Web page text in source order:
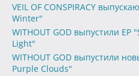
VEIL OF CONSPIRACY
Winter"
WITHOUT GOD выпустили EP
Light"
WITHOUT GOD выпустили
Purple Clouds"